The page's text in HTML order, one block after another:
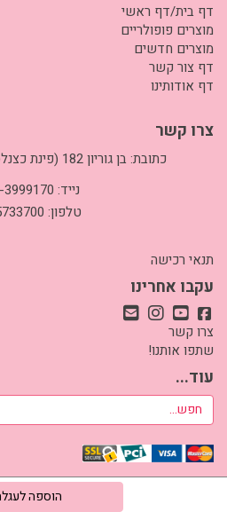
דף בית/דף ראשי
מוצרים פופולריים
מוצרים חדשים
דף צור קשר
דף אודותינו
צרו קשר
כתובת: בן גוריון 182 (פינת כצנלסון) גבעתיים, קומה 3
נייד: 050-3999170
טלפון: 03-5733700
תנאי רכישה
עקבו אחרינו
צרו קשר
שתפו אותנו!
עוד...